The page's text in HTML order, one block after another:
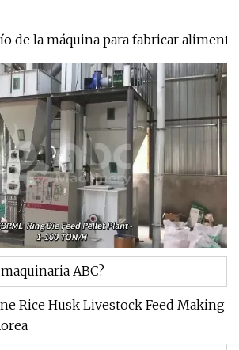
de la máquina para fabricar
ABC?